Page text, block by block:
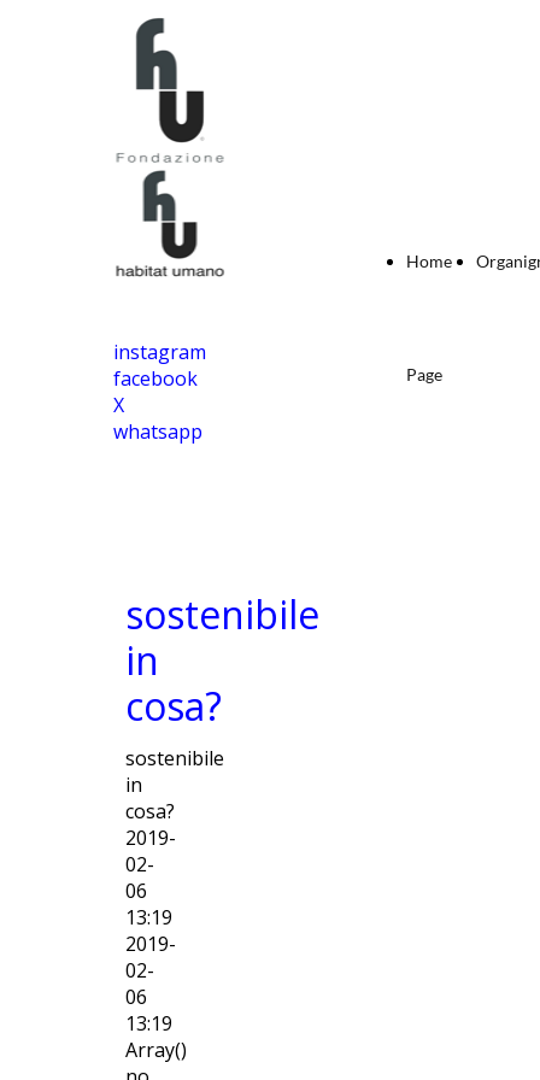
Home
Page
instagram
facebook
X
whatsapp
sostenibile
in
cosa?
sostenibile
in
cosa?
2019-
02-
06
13:19
2019-
02-
06
13:19
Array()